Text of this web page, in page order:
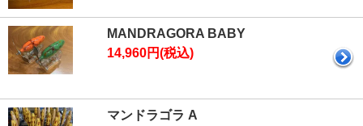
MANDRAGORA BABY
14,960円(税込)
マンドラゴラ A